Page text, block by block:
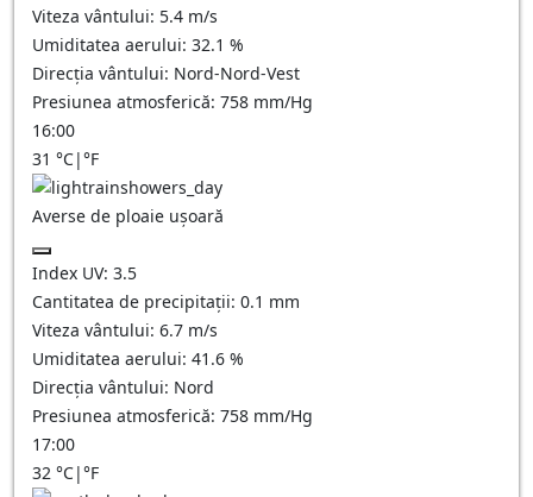
Viteza vântului: 5.4 m/s
Umiditatea aerului: 32.1 %
Direcția vântului: Nord-Nord-Vest
Presiunea atmosferică: 758 mm/Hg
16:00
31 °C|°F
Averse de ploaie ușoară
Index UV: 3.5
Cantitatea de precipitații: 0.1 mm
Viteza vântului: 6.7 m/s
Umiditatea aerului: 41.6 %
Direcția vântului: Nord
Presiunea atmosferică: 758 mm/Hg
17:00
32 °C|°F